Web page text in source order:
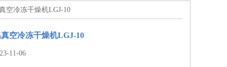
空冷冻干燥机LGJ-10
空冷冻干燥机LGJ-10
11-06